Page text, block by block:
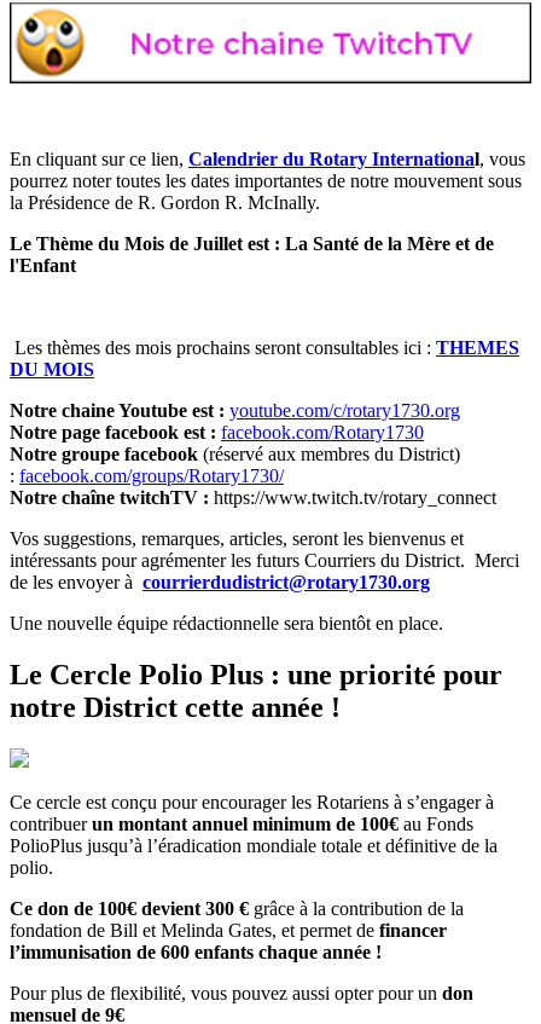
En cliquant sur ce lien, Calendrier du Rotary International, vous
pourrez noter toutes les dates importantes de notre mouvement sous
la Présidence de R. Gordon R. McInally.
Le Thème du Mois de Juillet est : La Santé de la Mère et de
l'Enfant
Les thèmes des mois prochains seront consultables ici : THEMES
DU MOIS
Notre chaine Youtube est : youtube.com/c/rotary1730.org
Notre page facebook est : facebook.com/Rotary1730
Notre groupe facebook (réservé aux membres du District)
: facebook.com/groups/Rotary1730/
Notre chaîne twitchTV : https://www.twitch.tv/rotary_connect
Vos suggestions, remarques, articles, seront les bienvenus et
intéressants pour agrémenter les futurs Courriers du District. Merci
de les envoyer à courrierdudistrict@rotary1730.org
Une nouvelle équipe rédactionnelle sera bientôt en place.
Le Cercle Polio Plus : une priorité pour
notre District cette année !
Ce cercle est conçu pour encourager les Rotariens à s’engager à
contribuerun montant annuel minimum de 100€ au Fonds
PolioPlus jusqu’à l’éradication mondiale totale et définitive de la
polio.
Ce don de 100€ devient 300 € grâce à la contribution de la
fondation de Bill et Melinda Gates, et permet de financer
l’immunisation de 600 enfants chaque année !
Pour plus de flexibilité, vous pouvez aussi opter pour un don
mensuel de 9€